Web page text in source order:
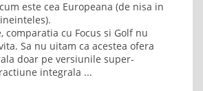
este cea Europeana (de nisa in
comparatia cu Focus si Golf nu
Sa nu uitam ca acestea ofera
doar pe versiunile super-
integrala ...